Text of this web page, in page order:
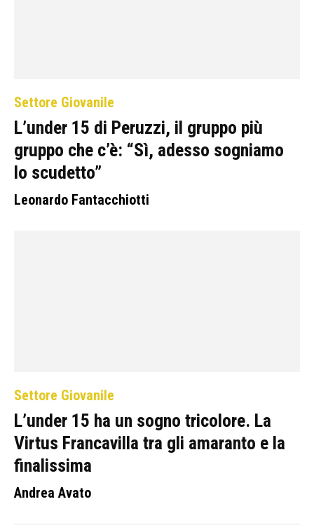
Settore Giovanile
L’under 15 di Peruzzi, il gruppo più
gruppo che c’è: “Sì, adesso sogniamo
lo scudetto”
Leonardo Fantacchiotti
Settore Giovanile
L’under 15 ha un sogno tricolore. La
Virtus Francavilla tra gli amaranto e la
finalissima
Andrea Avato